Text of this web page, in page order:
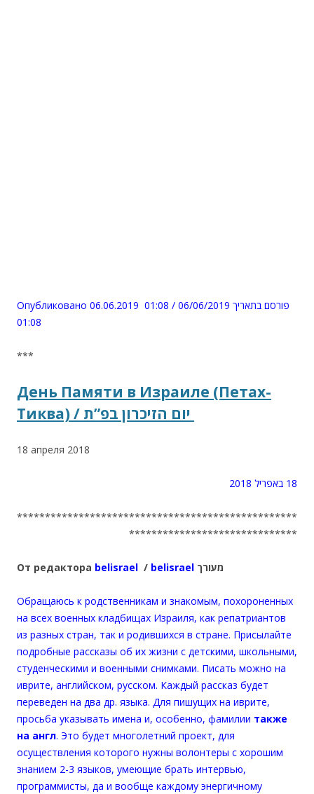
Опубликовано 06.06.2019 01:08 / פורסם בתאריך 06/06/2019
01:08
***
День Памяти в Израиле (Петах-
18 апреля 2018
18 באפריל 2018
**************************************************
******************************
От редактора belisrael / belisrael
Обращаюсь к родственникам и знакомым, похороненных
на всех военных кладбищах Израиля, как репатриантов
из разных стран, так и родившихся в стране. Присылайте
подробные рассказы об их жизни с детскими, школьными,
студенческими и военными снимками. Писать можно на
иврите, английском, русском. Каждый рассказ будет
переведен на два др. языка. Для пишущих на иврите,
просьба указывать имена и, особенно, фамилии также
на англ. Это будет многолетний проект, для
осуществления которого нужны волонтеры с хорошим
знанием 2-3 языков, умеющие брать интервью,
программисты, да и вообще каждому энергичному